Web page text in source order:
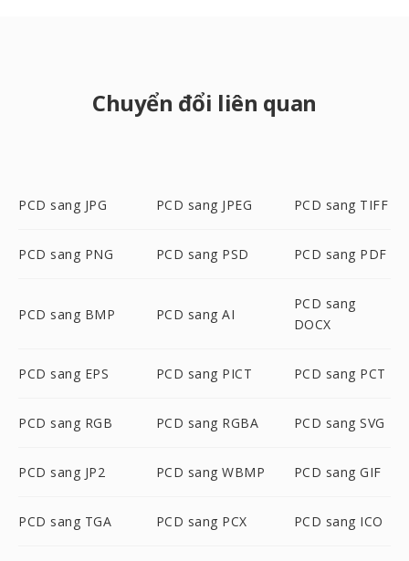
Chuyển đổi liên quan
PCD sang JPG PCD sang JPEG PCD sang TIFF
PCD sang PNG PCD sang PSD PCD sang PDF
PCD sang BMP PCD sang AI
PCD sang
DOCX
PCD sang EPS PCD sang PICT PCD sang PCT
PCD sang RGB PCD sang RGBA PCD sang SVG
PCD sang JP2 PCD sang WBMP PCD sang GIF
PCD sang TGA PCD sang PCX PCD sang ICO